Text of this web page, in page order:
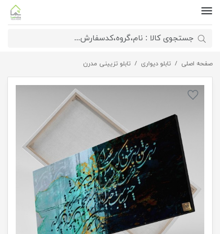
صفحه اصلی تابلو دیواری تابلو تزیینی مدرن
تابلو بوم نقاشیخط هنری مدرن ایرانی مدل 2241